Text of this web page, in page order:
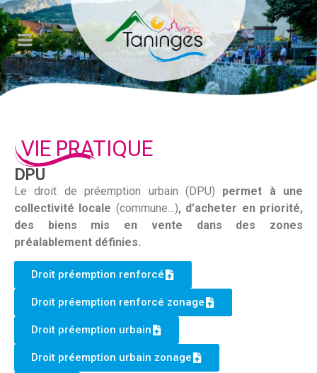
Veuillez
noter
:
Ce
site
Web
système
d'accessibilité.
VIE PRATIQUE
DPU
Le droit de préemption urbain (DPU) permet à une
collectivité locale (commune…), d’acheter en priorité,
des biens mis en vente dans des zones
préalablement définies.
Droit préemption renforcé
Droit préemption renforcé zonage
Droit préemption urbain
Droit préemption urbain zonage